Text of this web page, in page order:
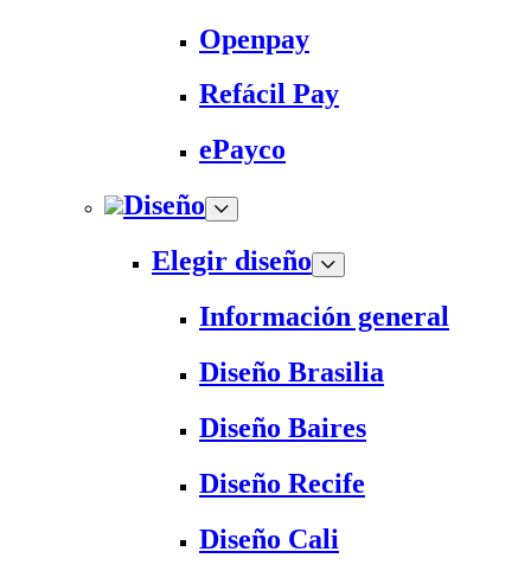
Openpay
Refácil Pay
ePayco
Diseño
Elegir diseño
Información general
Diseño Brasilia
Diseño Baires
Diseño Recife
Diseño Cali